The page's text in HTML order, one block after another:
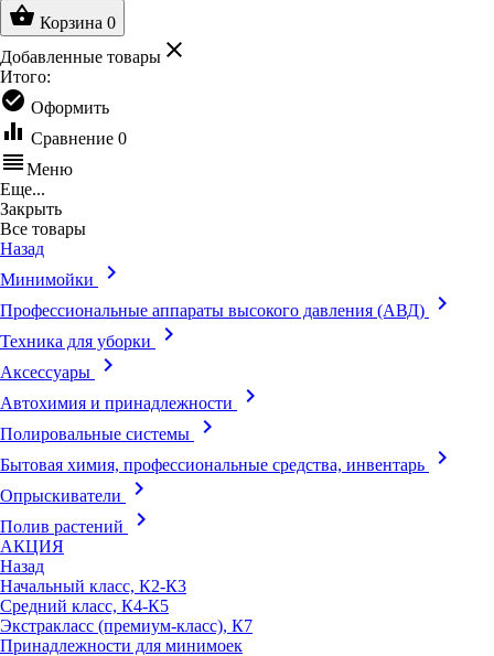
shopping_basket Корзина 0
Добавленные товары clear
Итого:
check_circle Оформить
equalizer Сравнение 0
reorderМеню
Еще...
Закрыть
Все товары
Назад
Минимойки
keyboard_arrow_right
Профессиональные аппараты высокого давления (АВД) keyboard_arrow_right
Техника для уборки keyboard_arrow_right
Аксессуары keyboard_arrow_right
Автохимия и принадлежности keyboard_arrow_right
Полировальные системы keyboard_arrow_right
Бытовая химия, профессиональные средства, инвентарь keyboard_arrow_right
Опрыскиватели keyboard_arrow_right
Полив растений keyboard_arrow_right
АКЦИЯ
Назад
Начальный класс, К2-К3
Средний класс, К4-К5
Экстракласс (премиум-класс), К7
Принадлежности для минимоек